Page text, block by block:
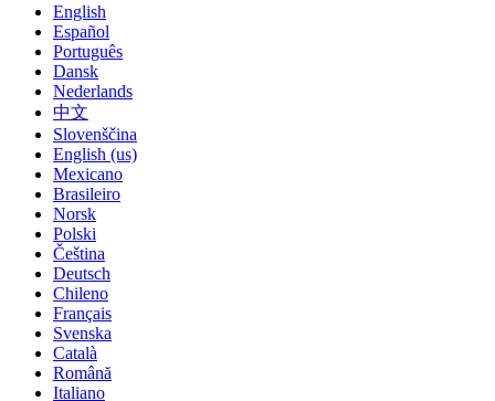
English
Español
Português
Dansk
Nederlands
中文
Slovenščina
English (us)
Mexicano
Brasileiro
Norsk
Polski
Čeština
Deutsch
Chileno
Français
Svenska
Català
Română
Italiano